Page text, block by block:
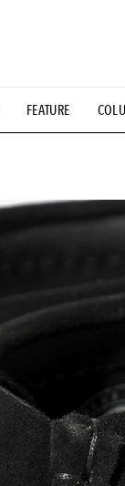
FEATURE
#ESSENTIAL
#Commune H